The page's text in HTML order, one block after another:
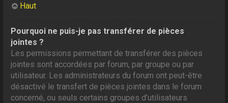
Haut
Pourquoi ne puis-je pas transférer de pièces
jointes ?
Les permissions permettant de transférer des pièces
jointes sont accordées par forum, par groupe ou par
utilisateur. Les administrateurs du forum ont peut-être
désactivé le transfert de pièces jointes dans le forum
concerné, ou seuls certains groupes d’utilisateurs